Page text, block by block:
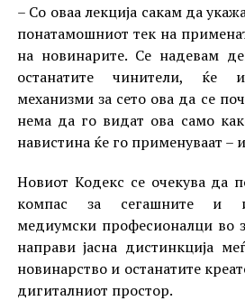
– Со оваа лекција сакам да
понатамошниот тек на
на новинарите. Се надевам
останатите чинители, ќе
механизми за сето ова да се
нема да го видат ова само
навистина ќе го применуваат –
Новиот Кодекс се очекува да
компас за сегашните и
медиумски професионалци во
направи јасна дистинкција
новинарство и останатите
дигиталниот простор.